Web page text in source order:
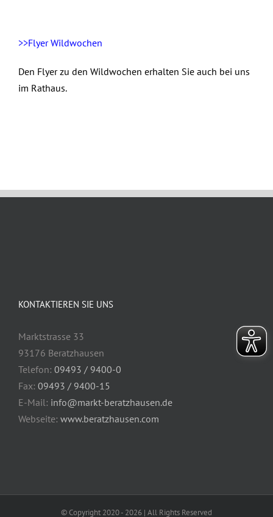
>>Flyer Wildwochen
Den Flyer zu den Wildwochen erhalten Sie auch bei uns
im Rathaus.
KONTAKTIEREN SIE UNS
Marktstrasse 33
93176 Beratzhausen
Telefon: 09493 / 9400-0
Fax: 09493 / 9400-15
E-Mail: info@markt-beratzhausen.de
Webseite: www.beratzhausen.com
© Copyright 2020 - 2026 | All Rights Reserved